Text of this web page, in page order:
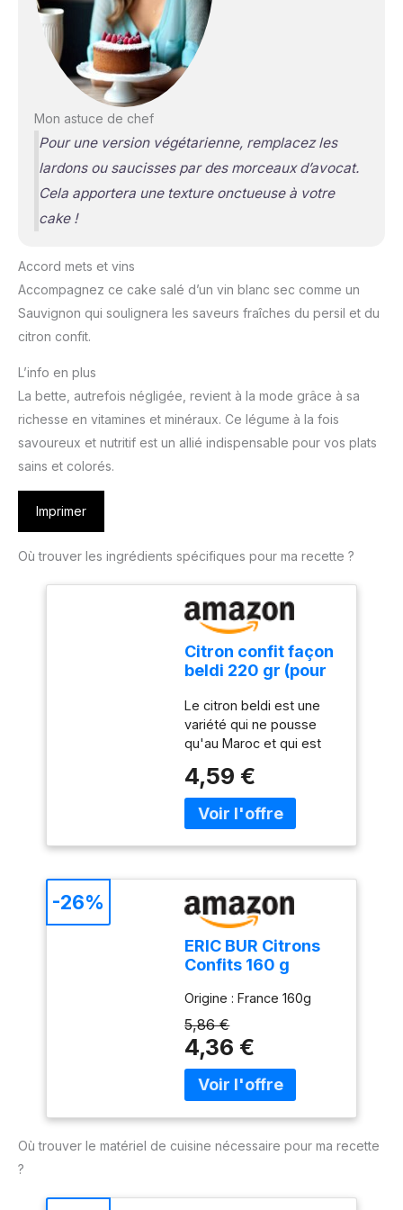
Mon astuce de chef
Pour une version végétarienne, remplacez les
lardons ou saucisses par des morceaux d’avocat.
Cela apportera une texture onctueuse à votre
cake !
Accord mets et vins
Accompagnez ce cake salé d’un vin blanc sec comme un
Sauvignon qui soulignera les saveurs fraîches du persil et du
citron confit.
L’info en plus
La bette, autrefois négligée, revient à la mode grâce à sa
richesse en vitamines et minéraux. Ce légume à la fois
savoureux et nutritif est un allié indispensable pour vos plats
sains et colorés.
Imprimer
Où trouver les ingrédients spécifiques pour ma recette ?
Citron confit façon
beldi 220 gr (pour
Le citron beldi est une
variété qui ne pousse
qu'au Maroc et qui est
des tajines dans le
respect de la tradition. Le
citron confit rentre dans
traditionnels, comme le
tajine d’agneau aux
citrons confits et aux
olives, ou le poulet aux
citrons confits et au
gingembre, mais on
dans un tajine de
poisson.
4,59 €
ERIC BUR Citrons
Confits 160 g
Origine : France 160g
5,86 €
4,36 €
-26%
Où trouver le matériel de cuisine nécessaire pour ma recette
?